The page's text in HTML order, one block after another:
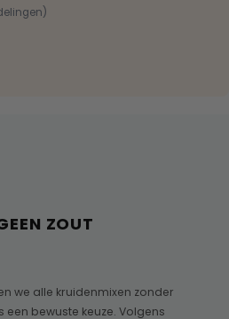
ZOUT
we alle kruidenmixen zonder
bewuste keuze. Volgens